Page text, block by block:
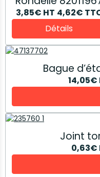
3,85€ HT 4,62€
Détails
Bague
14,05€
Joint
0,63€